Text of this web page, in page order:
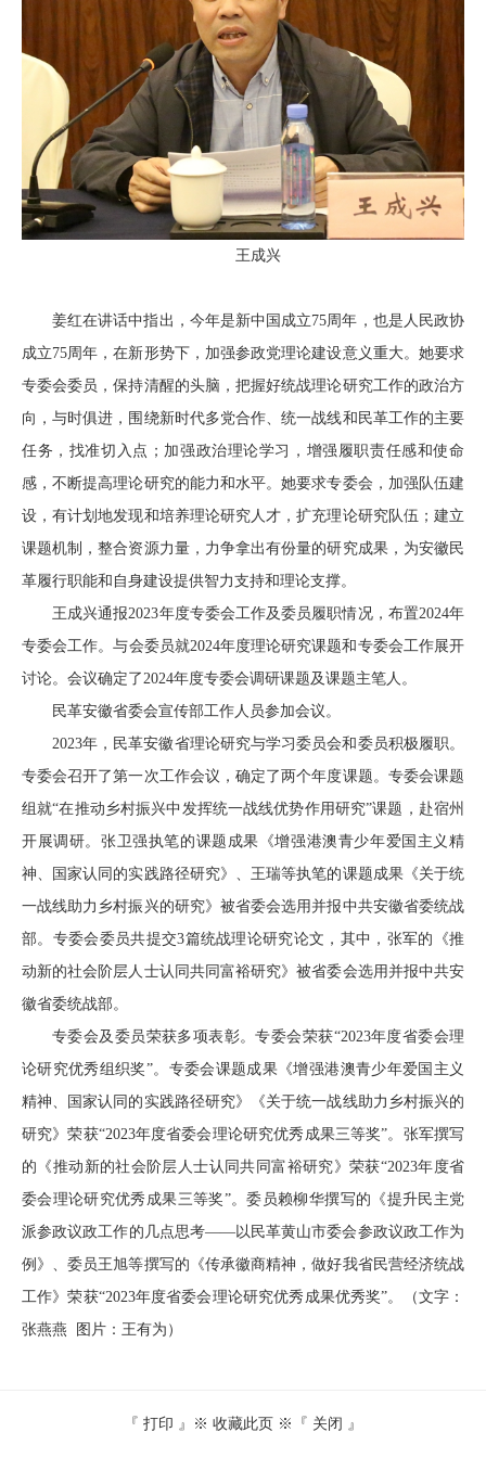
王成兴
姜红在讲话中指出，今年是新中国成立75周年，也是人民政协
成立75周年，在新形势下，加强参政党理论建设意义重大。她要求
专委会委员，保持清醒的头脑，把握好统战理论研究工作的政治方
向，与时俱进，围绕新时代多党合作、统一战线和民革工作的主要
任务，找准切入点；加强政治理论学习，增强履职责任感和使命
感，不断提高理论研究的能力和水平。她要求专委会，加强队伍建
设，有计划地发现和培养理论研究人才，扩充理论研究队伍；建立
课题机制，整合资源力量，力争拿出有份量的研究成果，为安徽民
革履行职能和自身建设提供智力支持和理论支撑。
王成兴通报2023年度专委会工作及委员履职情况，布置2024年
专委会工作。与会委员就2024年度理论研究课题和专委会工作展开
讨论。会议确定了2024年度专委会调研课题及课题主笔人。
民革安徽省委会宣传部工作人员参加会议。
2023年，民革安徽省理论研究与学习委员会和委员积极履职。
专委会召开了第一次工作会议，确定了两个年度课题。专委会课题
组就“在推动乡村振兴中发挥统一战线优势作用研究”课题，赴宿州
开展调研。张卫强执笔的课题成果《增强港澳青少年爱国主义精
神、国家认同的实践路径研究》、王瑞等执笔的课题成果《关于统
一战线助力乡村振兴的研究》被省委会选用并报中共安徽省委统战
部。专委会委员共提交3篇统战理论研究论文，其中，张军的《推
动新的社会阶层人士认同共同富裕研究》被省委会选用并报中共安
徽省委统战部。
专委会及委员荣获多项表彰。专委会荣获“2023年度省委会理
论研究优秀组织奖”。专委会课题成果《增强港澳青少年爱国主义
精神、国家认同的实践路径研究》《关于统一战线助力乡村振兴的
研究》荣获“2023年度省委会理论研究优秀成果三等奖”。张军撰写
的《推动新的社会阶层人士认同共同富裕研究》荣获“2023年度省
委会理论研究优秀成果三等奖”。委员赖柳华撰写的《提升民主党
派参政议政工作的几点思考——以民革黄山市委会参政议政工作为
例》、委员王旭等撰写的《传承徽商精神，做好我省民营经济统战
工作》荣获“2023年度省委会理论研究优秀成果优秀奖”。（文字：
张燕燕 图片：王有为）
『 打印 』※ 收藏此页 ※『 关闭 』